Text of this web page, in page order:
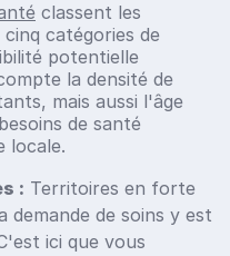
classent les
catégories de
potentielle
la densité de
mais aussi l'âge
de santé
locale.
: Territoires en forte
demande de soins y est
ici que vous